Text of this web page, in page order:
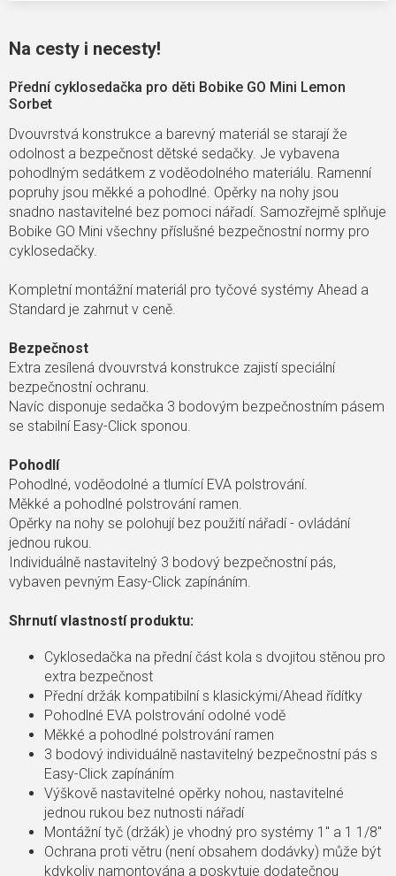
Na cesty i necesty!
Přední cyklosedačka pro děti Bobike GO Mini Lemon
Sorbet
Dvouvrstvá konstrukce a barevný materiál se starají že
odolnost a bezpečnost dětské sedačky. Je vybavena
pohodlným sedátkem z voděodolného materiálu. Ramenní
popruhy jsou měkké a pohodlné. Opěrky na nohy jsou
snadno nastavitelné bez pomoci nářadí. Samozřejmě splňuje
Bobike GO Mini všechny příslušné bezpečnostní normy pro
cyklosedačky.
Kompletní montážní materiál pro tyčové systémy Ahead a
Standard je zahrnut v ceně.
Bezpečnost
Extra zesílená dvouvrstvá konstrukce zajistí speciální
bezpečnostní ochranu.
Navíc disponuje sedačka 3 bodovým bezpečnostním pásem
se stabilní Easy-Click sponou.
Pohodlí
Pohodlné, voděodolné a tlumící EVA polstrování.
Měkké a pohodlné polstrování ramen.
Opěrky na nohy se polohují bez použití nářadí - ovládání
jednou rukou.
Individuálně nastavitelný 3 bodový bezpečnostní pás,
vybaven pevným Easy-Click zapínáním.
Shrnutí vlastností produktu:
Cyklosedačka na přední část kola s dvojitou stěnou pro
extra bezpečnost
Přední držák kompatibilní s klasickými/Ahead řídítky
Pohodlné EVA polstrování odolné vodě
Měkké a pohodlné polstrování ramen
3 bodový individuálně nastavitelný bezpečnostní pás s
Easy-Click zapínáním
Výškově nastavitelné opěrky nohou, nastavitelné
jednou rukou bez nutnosti nářadí
Montážní tyč (držák) je vhodný pro systémy 1'' a 1 1/8''
Ochrana proti větru (není obsahem dodávky) může být
kdykoliv namontována a poskytuje dodatečnou